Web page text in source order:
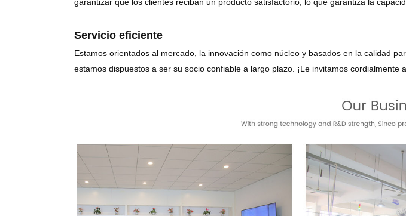
Servicio eficiente
Estamos orientados al mercado, la innovación como núcleo y basados en la calidad
estamos dispuestos a ser su socio confiable a largo plazo. ¡Le invitamos cordialmente